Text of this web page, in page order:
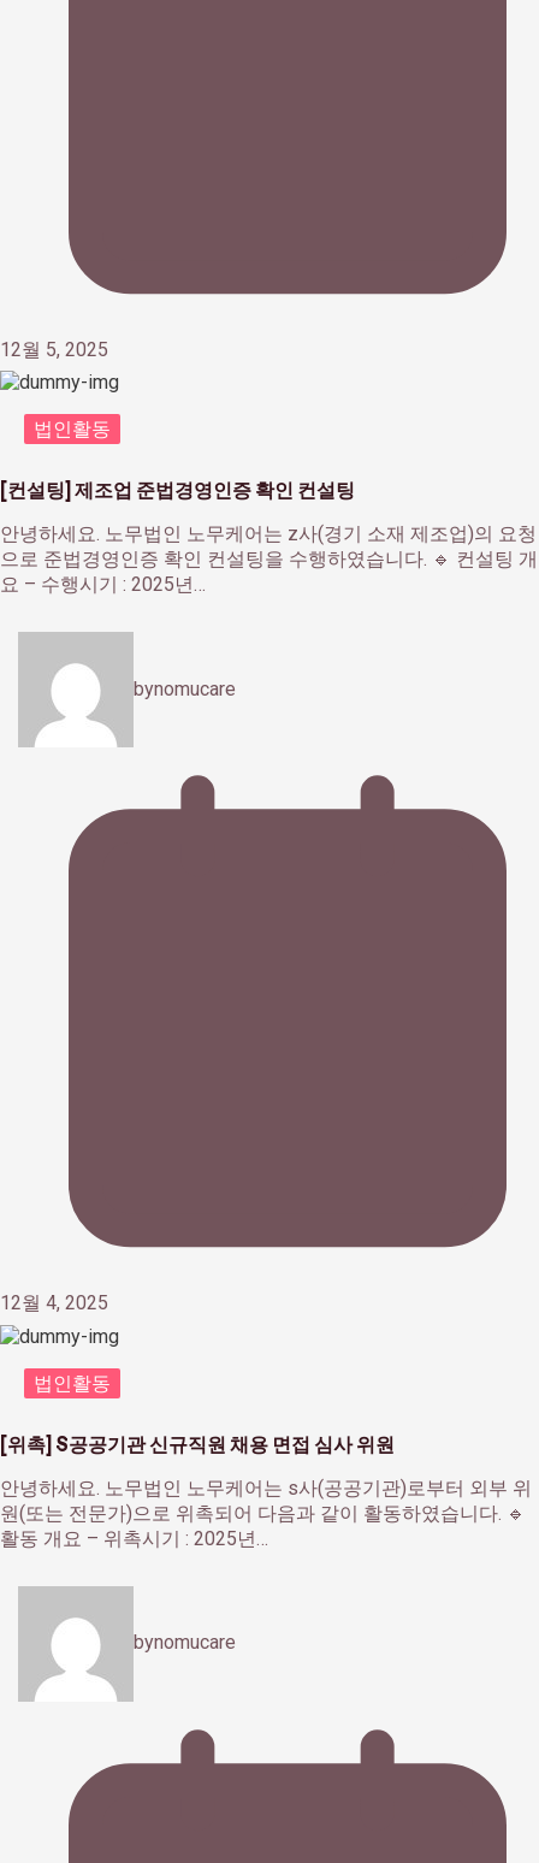
12월 5, 2025
법인활동
[컨설팅] 제조업 준법경영인증 확인 컨설팅
안녕하세요. 노무법인 노무케어는 z사(경기 소재 제조업)의 요청
으로 준법경영인증 확인 컨설팅을 수행하였습니다. 🔹 컨설팅 개
요 – 수행시기 : 2025년…
bynomucare
12월 4, 2025
법인활동
[위촉] S공공기관 신규직원 채용 면접 심사 위원
안녕하세요. 노무법인 노무케어는 s사(공공기관)로부터 외부 위
원(또는 전문가)으로 위촉되어 다음과 같이 활동하였습니다. 🔹
활동 개요 – 위촉시기 : 2025년…
bynomucare